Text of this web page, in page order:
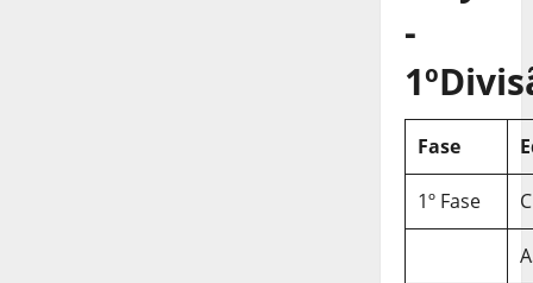
-
Fase
1º Fase